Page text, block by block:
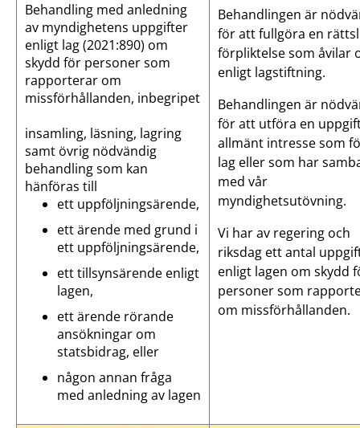
Behandling med anledning
av myndighetens uppgifter
enligt lag (2021:890) om
skydd för personer som
rapporterar om
missförhållanden, inbegripet
insamling, läsning, lagring
samt övrig nödvändig
behandling som kan
hänföras till
ett uppföljningsärende,
ett ärende med grund i
ett uppföljningsärende,
ett tillsynsärende enligt
lagen,
ett ärende rörande
ansökningar om
statsbidrag, eller
någon annan fråga
med anledning av lagen
Behandlingen är
för att fullgöra en
förpliktelse som åvilar
enligt lagstiftning.
Behandlingen är
för att utföra en
allmänt intresse som
lag eller som har
med vår
myndighetsutövning.
Vi har av regering och
riksdag ett antal
enligt lagen om skydd
personer som
om missförhållanden.